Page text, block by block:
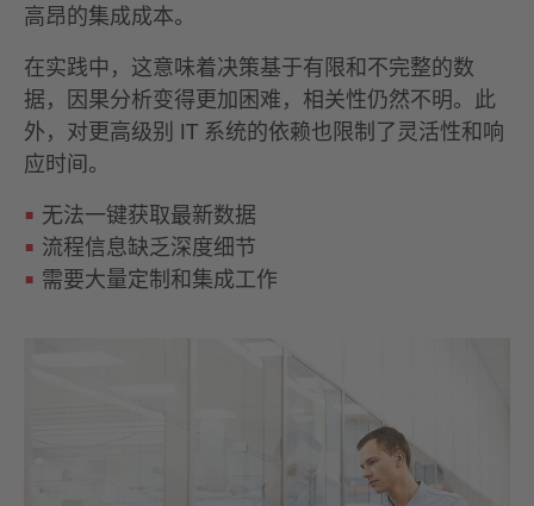
高昂的集成成本。
在实践中，这意味着决策基于有限和不完整的数
据，因果分析变得更加困难，相关性仍然不明。此
外，对更高级别 IT 系统的依赖也限制了灵活性和响
应时间。
无法一键获取最新数据
流程信息缺乏深度细节
需要大量定制和集成工作